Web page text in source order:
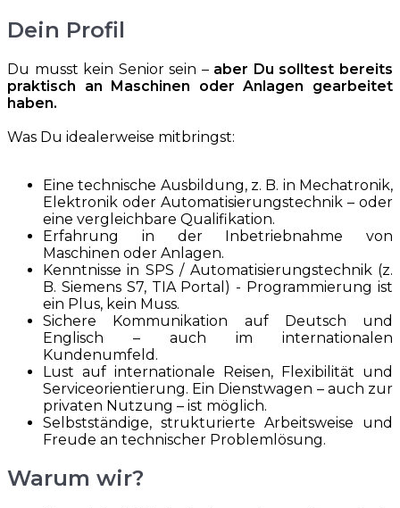
Dein Profil
Du musst kein Senior sein – aber Du solltest bereits
praktisch an Maschinen oder Anlagen gearbeitet
haben.
Was Du idealerweise mitbringst:
Eine technische Ausbildung, z. B. in Mechatronik,
Elektronik oder Automatisierungstechnik – oder
eine vergleichbare Qualifikation.
Erfahrung in der Inbetriebnahme von
Maschinen oder Anlagen.
Kenntnisse in SPS / Automatisierungstechnik (z.
B. Siemens S7, TIA Portal) - Programmierung ist
ein Plus, kein Muss.
Sichere Kommunikation auf Deutsch und
Englisch – auch im internationalen
Kundenumfeld.
Lust auf internationale Reisen, Flexibilität und
Serviceorientierung. Ein Dienstwagen – auch zur
privaten Nutzung – ist möglich.
Selbstständige, strukturierte Arbeitsweise und
Freude an technischer Problemlösung.
Warum wir?